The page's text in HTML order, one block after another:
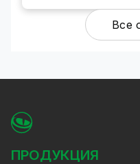
носители и хранить
количество
но и прослушивать
выстрел и т.п.). Это
дополнительный
доказательств.
Все
ПРОДУКЦИЯ